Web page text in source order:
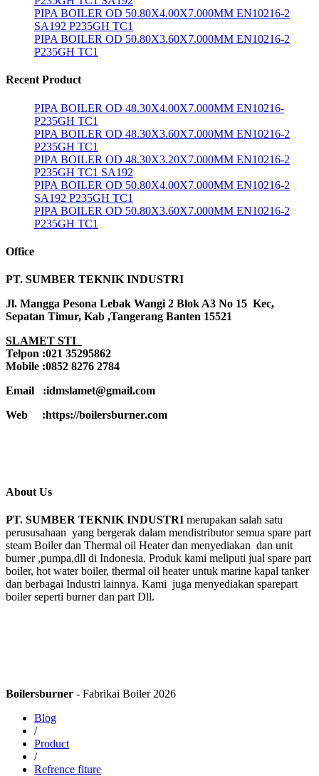
PIPA BOILER OD 50.80X4.00X7.000MM EN10216-2
SA192 P235GH TC1
PIPA BOILER OD 50.80X3.60X7.000MM EN10216-2
P235GH TC1
Recent Product
PIPA BOILER OD 48.30X4.00X7.000MM EN10216-
P235GH TC1
PIPA BOILER OD 48.30X3.60X7.000MM EN10216-2
P235GH TC1
PIPA BOILER OD 48.30X3.20X7.000MM EN10216-2
P235GH TC1 SA192
PIPA BOILER OD 50.80X4.00X7.000MM EN10216-2
SA192 P235GH TC1
PIPA BOILER OD 50.80X3.60X7.000MM EN10216-2
P235GH TC1
Office
PT. SUMBER TEKNIK INDUSTRI
Jl. Mangga Pesona Lebak Wangi 2 Blok A3 No 15 Kec,
Sepatan Timur, Kab ,Tangerang Banten 15521
SLAMET STI
Telpon :021 35295862
Mobile :0852 8276 2784
Email :idmslamet@gmail.com
Web :https://boilersburner.com
About Us
PT. SUMBER TEKNIK INDUSTRI merupakan salah satu
perususahaan yang bergerak dalam mendistributor semua spare part
steam Boiler dan Thermal oil Heater dan menyediakan dan unit
burner ,pumpa,dll di Indonesia. Produk kami meliputi jual spare part
boiler, hot water boiler, thermal oil heater untuk marine kapal tanker
dan berbagai Industri lainnya. Kami juga menyediakan sparepart
boiler seperti burner dan part Dll.
Boilersburner - Fabrikai Boiler 2026
Blog
/
Product
/
Refrence fiture